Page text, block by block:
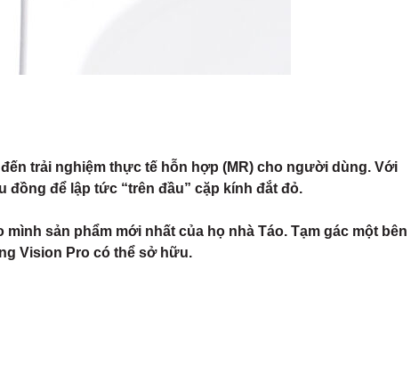
trải nghiệm thực tế hỗn hợp (MR) cho người dùng. Với
đồng để lập tức “trên đầu” cặp kính đắt đỏ.
sản phẩm mới nhất của họ nhà Táo. Tạm gác một bên
Vision Pro có thể sở hữu.